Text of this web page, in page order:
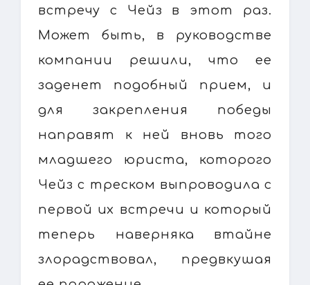
встречу с Чейз в этот раз.
Может быть, в руководстве
компании решили, что ее
заденет подобный прием, и
для закрепления победы
направят к ней вновь того
младшего юриста, которого
Чейз с треском выпроводила с
первой их встречи и который
теперь наверняка втайне
злорадствовал, предвкушая